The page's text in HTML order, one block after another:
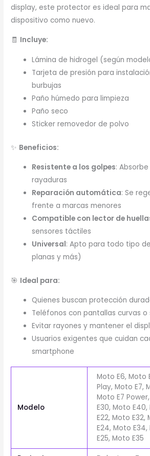
display, este protector es ideal para
dispositivo como nuevo.
🧾 Incluye:
Lámina de hidrogel (según
Tarjeta de presión para
burbujas
Paño húmedo para limpieza
Paño seco
Sticker removedor de polvo
✨ Beneficios:
Resistente a los golpes:
rayaduras
Reparación automática: Se
frente a marcas menores
Compatible con lector de
sensores táctiles
Universal: Apto para todo tipo
planas y más)
🎯 Ideal para:
Quienes buscan protección
Teléfonos con pantallas curvas o
Evitar rayones y mantener el
Usuarios exigentes que cuidan
smartphone
Modelo
Moto E6, Moto
Play, Moto E7,
Moto E7
E30, Moto E40,
E22, Moto E32,
E24, Moto E34,
E25, Moto E35